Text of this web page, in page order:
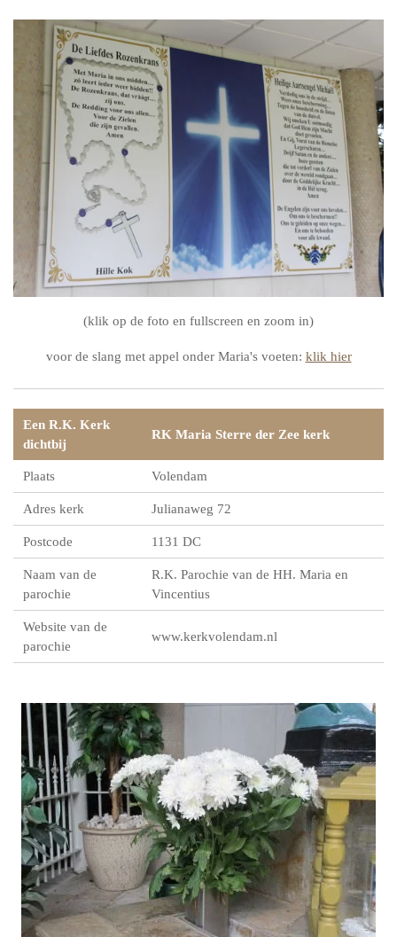
(klik op de foto en fullscreen en zoom in)
voor de slang met appel onder Maria's voeten: klik hier
Een R.K. Kerk
dichtbij
RK Maria Sterre der Zee kerk
Plaats Volendam
Adres kerk Julianaweg 72
Postcode 1131 DC
Naam van de
parochie
R.K. Parochie van de HH. Maria en
Vincentius
Website van de
parochie
www.kerkvolendam.nl